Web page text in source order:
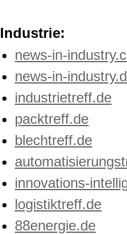
Industrie:
news-in-
news-in-
industrietreff.de
packtreff.de
blechtreff.de
innovations-
logistiktreff.de
88energie.de